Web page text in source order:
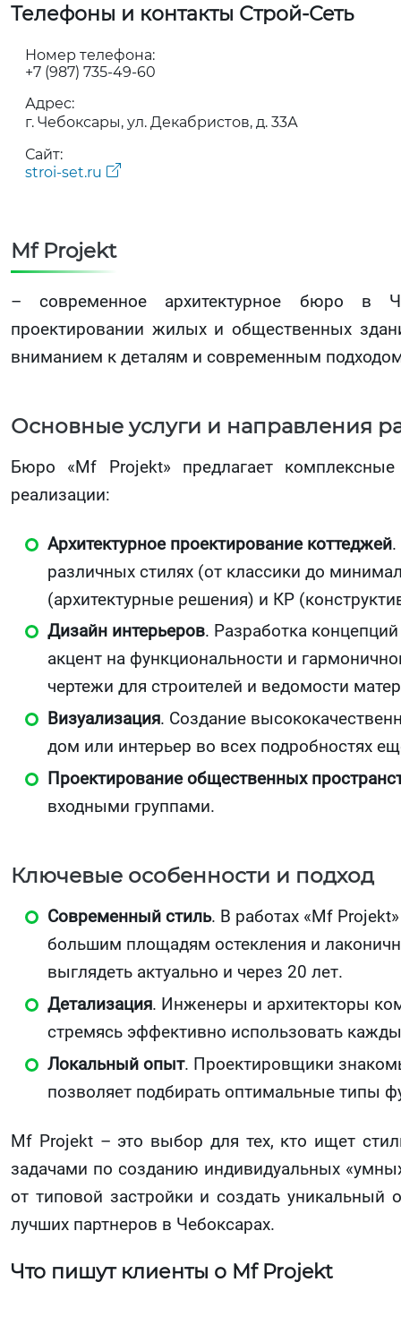
Телефоны и контакты Строй-Сеть
Номер телефона:
+7 (987) 735-49-60
Адрес:
г. Чебоксары, ул. Декабристов, д. 33А
Сайт:
stroi-set.ru
Mf Projekt
– современное архитектурное бюро в
проектировании жилых и общественных
вниманием к деталям и современным подходом
Основные услуги и направления
Бюро «Mf Projekt» предлагает
реализации:
Архитектурное проектирование коттеджей
различных стилях (от классики до
(архитектурные решения) и КР
Дизайн интерьеров. Разработка
акцент на функциональности и
чертежи для строителей и ведомости
Визуализация. Создание
дом или интерьер во всех подробностях
Проектирование общественных
входными группами.
Ключевые особенности и подход
Современный стиль. В работах «Mf
большим площадям остекления и
выглядеть актуально и через 20 лет.
Детализация. Инженеры и архитекторы
стремясь эффективно использовать
Локальный опыт. Проектировщики
позволяет подбирать оптимальные типы
Mf Projekt – это выбор для тех, кто ищет
задачами по созданию индивидуальных
от типовой застройки и создать
лучших партнеров в Чебоксарах.
Что пишут клиенты о Mf Projekt